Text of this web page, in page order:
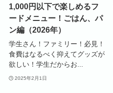
1,000円以下で楽しめるフ
ードメニュー！ごはん、パ
ン編（2026年）
学生さん！ファミリー！必見！
食費はなるべく抑えてグッズが
欲しい！学生だからお...
2025年2月1日